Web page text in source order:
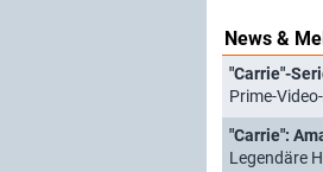
News &
"Carrie"-
Prime-
"Carrie":
Legendäre